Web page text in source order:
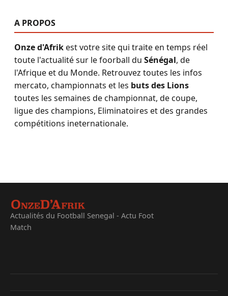
A PROPOS
Onze d'Afrikest votre site qui traite en temps réel
toute l'actualité sur le foorball du Sénégal, de
l'Afrique et du Monde. Retrouvez toutes les infos
mercato, championnats et les buts des Lions
toutes les semaines de championnat, de coupe,
ligue des champions, Eliminatoires et des grandes
compétitions ineternationale.
Actualités du Football Senegal - Actu Foot
Match